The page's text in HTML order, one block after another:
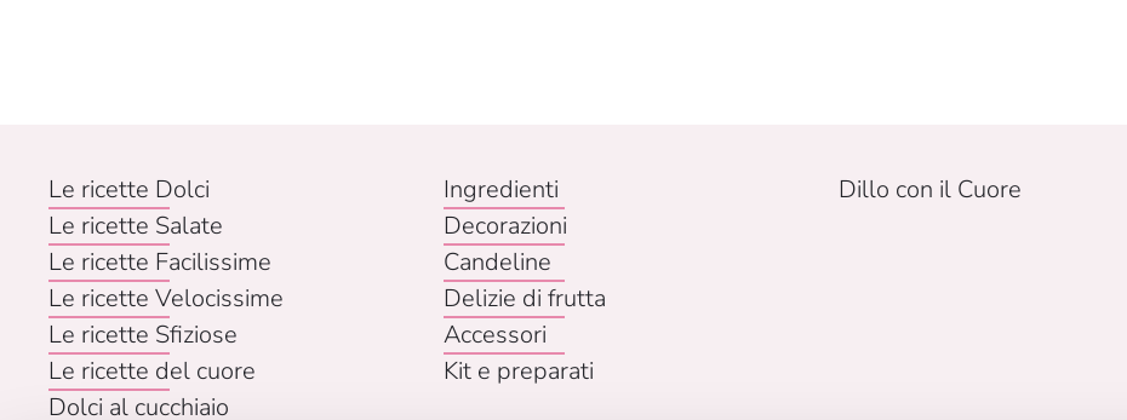
Le ricette Dolci
Le ricette Salate
Le ricette Facilissime
Le ricette Velocissime
Le ricette Sfiziose
Le ricette del cuore
Dolci al cucchiaio
Ingredienti
Decorazioni
Candeline
Delizie di frutta
Accessori
Kit e preparati
Dillo con il Cuore